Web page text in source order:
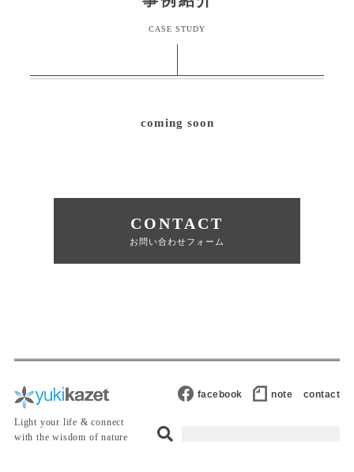
CASE STUDY
coming soon
CONTACT
お問い合わせフォーム
contact
note
facebook
Light your life & connect
with the wisdom of nature